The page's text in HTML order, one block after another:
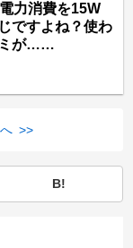
力消費を15W
ですよね？使わ
ミが……
>>
B!